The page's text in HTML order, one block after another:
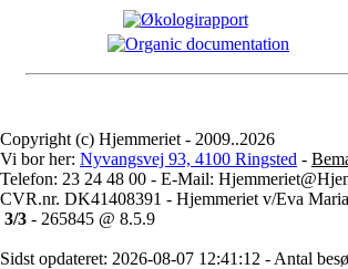
Copyright (c) Hjemmeriet - 2009..2026
Vi bor her: Nyvangsvej 93, 4100 Ringsted -
Telefon: 23 24 48 00 - E-Mail:
CVR.nr. DK41408391 - Hjemmeriet v/Eva
3/3 - 265845 @ 8.5.9
Sidst opdateret: 2026-08-07 12:41:12 - Antal